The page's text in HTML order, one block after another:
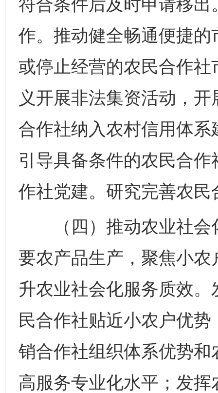
符合条件后及时申请移
作。推动健全畅通便捷
或停止经营的农民合作
义开展非法集资活动，
合作社纳入农村信用体
引导具备条件的农民合
作社党建。研究完善农
（四）推动农业社会
要农产品生产，聚焦小
升农业社会化服务质效
民合作社贴近小农户优
销合作社组织体系优势
高服务专业化水平；发